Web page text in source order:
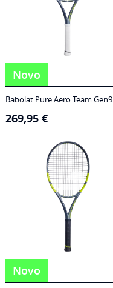
Novo
Babolat Pure Aero Team Gen9
269,95 €
Novo